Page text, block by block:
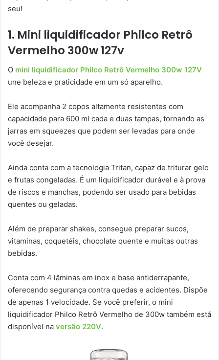
seu!
1. Mini liquidificador Philco Retrô
Vermelho 300w 127v
O mini liquidificador Philco Retrô Vermelho 300w 127V
une beleza e praticidade em um só aparelho.
Ele acompanha 2 copos altamente resistentes com
capacidade para 600 ml cada e duas tampas, tornando as
jarras em squeezes que podem ser levadas para onde
você desejar.
Ainda conta com a tecnologia Tritan, capaz de triturar gelo
e frutas congeladas. É um liquidificador durável e à prova
de riscos e manchas, podendo ser usado para bebidas
quentes ou geladas.
Além de preparar shakes, consegue preparar sucos,
vitaminas, coquetéis, chocolate quente e muitas outras
bebidas.
Conta com 4 lâminas em inox e base antiderrapante,
oferecendo segurança contra quedas e acidentes. Dispõe
de apenas 1 velocidade. Se você preferir, o mini
liquidificador Philco Retrô Vermelho de 300w também está
disponível na versão 220V.